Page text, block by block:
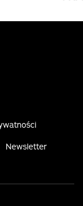
on Rss
Newsletter